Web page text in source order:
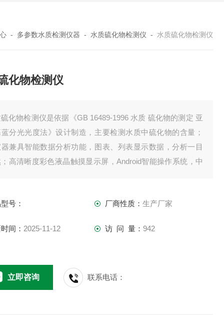
- 多参数水质检测仪器 - 水质硫化物检测仪 - 水质硫化物检测仪
化物检测仪
化物检测仪是依据《GB 16489-1996 水质 硫化物的测定 亚
分光光度法》设计制造，主要检测水质中硫化物的含量；
兼具智能数据分析功能，图表、列表显示数据，分析一目
高清晰度彩色液晶触摸显示屏，Android智能操作系统，中
号： 厂商性质： 生产厂家
间： 2025-11-12 访 问 量： 942
立即咨询 联系电话：